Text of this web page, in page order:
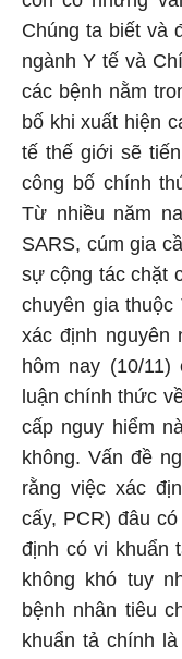
Chúng ta biết và
ngành Y tế và
các bệnh nằm
bố khi xuất hiện
tế thế giới sẽ
công bố chính
Từ nhiều năm
SARS, cúm gia
sự cộng tác chặt
chuyên gia
xác định nguyên
hôm nay (10/
luận chính thức
cấp nguy hiểm
không. Vấn đề
rằng việc xác
cấy, PCR) đâu
định có vi khuẩn
không khó tuy
bệnh nhân tiêu
khuẩn tả chính